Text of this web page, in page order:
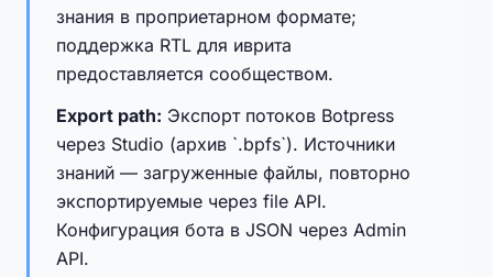
знания в проприетарном формате;
поддержка RTL для иврита
предоставляется сообществом.
Export path: Экспорт потоков Botpress
через Studio (архив `.bpfs`). Источники
знаний — загруженные файлы, повторно
экспортируемые через file API.
Конфигурация бота в JSON через Admin
API.